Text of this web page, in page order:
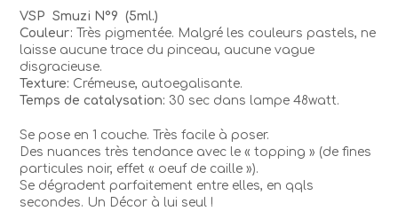
Smuzi
9
VSP Smuzi N°9 (5ml.)
Couleur: Très pigmentée. Malgré les couleurs pastels, ne
laisse aucune trace du pinceau, aucune vague
disgracieuse.
Texture: Crémeuse, autoegalisante.
Temps de catalysation: 30 sec dans lampe 48watt.
Se pose en 1 couche. Très facile à poser.
Des nuances très tendance avec le « topping » (de fines
particules noir, effet « oeuf de caille »).
Se dégradent parfaitement entre elles, en qqls
secondes. Un Décor à lui seul !